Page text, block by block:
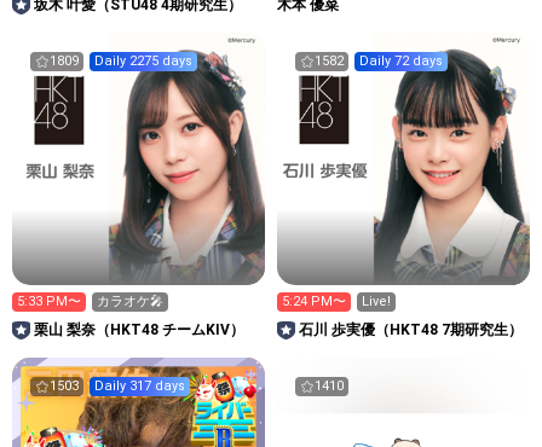
坂木 叶愛（STU48 4期研究生） 木本 優菜
1809 Daily 2275 days
5:33 PM〜 カラオケ🎤
栗山 梨奈（HKT48 チームKIV）
1582 Daily 72 days
5:24 PM〜 Live!
石川 歩実優（HKT48 7期研究生）
1503 Daily 317 days 1410